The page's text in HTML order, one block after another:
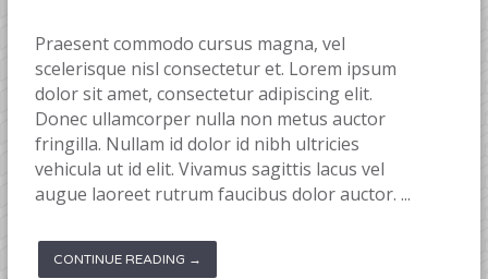
Praesent commodo cursus magna, vel
scelerisque nisl consectetur et. Lorem ipsum
dolor sit amet, consectetur adipiscing elit.
Donec ullamcorper nulla non metus auctor
fringilla. Nullam id dolor id nibh ultricies
vehicula ut id elit. Vivamus sagittis lacus vel
augue laoreet rutrum faucibus dolor auctor. ...
CONTINUE READING →